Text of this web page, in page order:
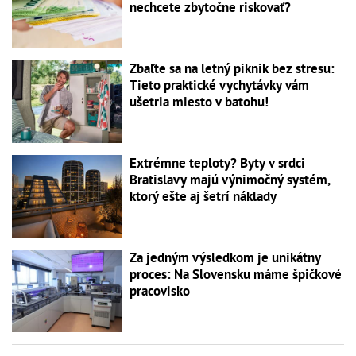
nechcete zbytočne riskovať?
Zbaľte sa na letný piknik bez stresu:
Tieto praktické vychytávky vám
ušetria miesto v batohu!
Extrémne teploty? Byty v srdci
Bratislavy majú výnimočný systém,
ktorý ešte aj šetrí náklady
Za jedným výsledkom je unikátny
proces: Na Slovensku máme špičkové
pracovisko